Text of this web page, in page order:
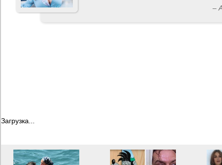
–
Загрузка...